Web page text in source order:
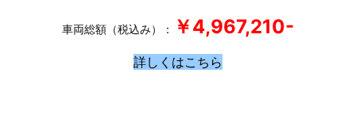
車両総額（税込み）： ￥4,967,210-
詳しくはこちら